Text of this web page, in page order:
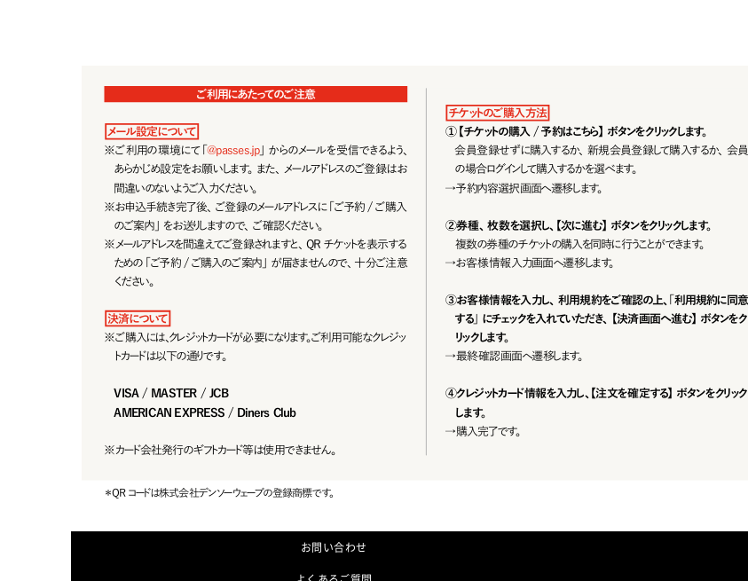
ご利用にあたってのご注意
メール設定について
※ご 利 用 の 環 境 に て「 @passes.jp」からのメールを受 信できるよう、
あらかじめ設定をお願いします。また、メールアドレスのご登録はお
間違いのないようご入 力ください。
※お申込手続き完了後、ご登録のメールアドレスに「ご予約 /ご購入
のご 案 内 」をお 送りしますので 、ご 確 認ください 。
※メールアドレスを間違えてご登録されますと、QR チケットを表示する
ための「ご予約 /ご購入のご案内」が届きませんので、十分ご注意
ください。
決済について
※ご購入には、クレジットカードが必要になります。ご利用可能なクレジッ
トカードは以下の通りです。
VISA / MASTER / JCB
AMERICAN EXPRESS / Diners Club
※カード会 社 発 行のギフトカード等は使 用できません。
チ ケットのご 購 入 方 法
①【チケットの購入 / 予約はこちら】ボタンをクリックします。
会員登録せずに購入するか、新規会員登録して購入するか、会員
の場合ログインして購入するかを選べます。
→予約内容選択画面へ遷移します。
②券種、枚数を選択し、【次に進む】ボタンをクリックします。
複 数 の 券 種 の チ ケットの 購 入を 同 時 に 行うことが で きます。
→お客様情報入力画面へ遷移します。
③お客様情報を入力し、利用規約をご確認の上、「利用規約に同意
する」にチェックを入れていただき、 【決済画面へ進む】ボタンをク
リックします。
→最終確認画面へ遷移します。
④クレジットカード情報を入力し、【注文を確定する】ボタンをクリック
します。
→購入完了です。
＊QRコードは株式会社デンソーウェーブの登録商標です。
お問い合わせ